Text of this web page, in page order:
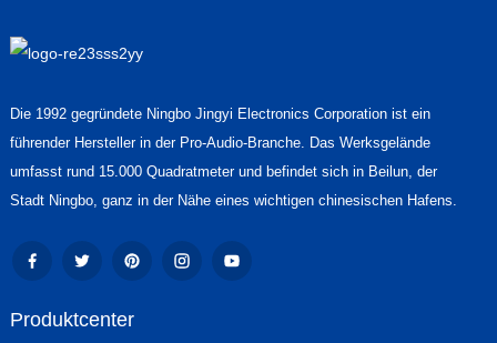
Die 1992 gegründete Ningbo Jingyi Electronics Corporation ist ein
führender Hersteller in der Pro-Audio-Branche. Das Werksgelände
umfasst rund 15.000 Quadratmeter und befindet sich in Beilun, der
Stadt Ningbo, ganz in der Nähe eines wichtigen chinesischen Hafens.
Produktcenter